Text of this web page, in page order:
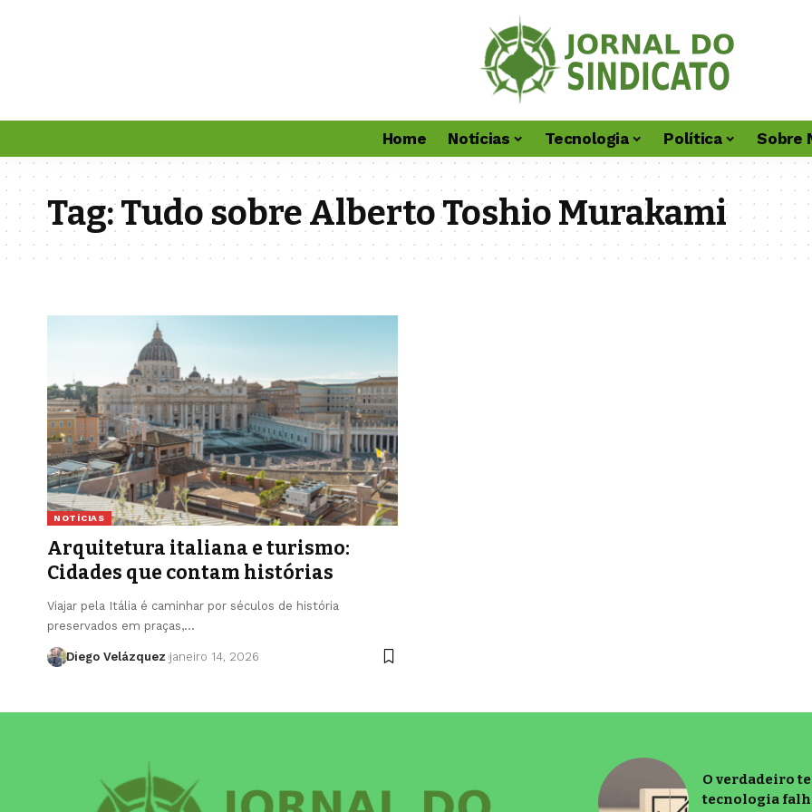
Home Notícias Tecnologia Política Sobre
Tag:Tudo sobre Alberto Toshio Murakami
NOTÍCIAS
Arquitetura italiana e turismo:
Cidades que contam histórias
Viajar pela Itália é caminhar por séculos de história
preservados em praças,…
Diego Velázquez janeiro 14, 2026
O verdadeiro
tecnologia